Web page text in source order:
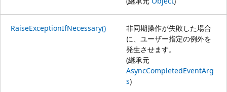
RaiseExceptionIfNecessary()
非同期操作が失敗した場合
に、ユーザー指定の例外を
発生させます。
(継承元
AsyncCompletedEventArg
s)